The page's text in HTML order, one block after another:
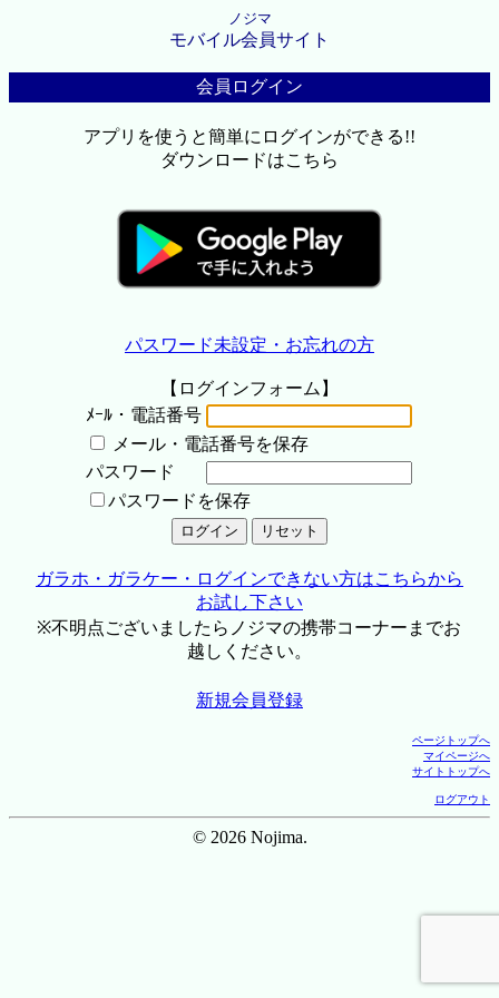
ノジマ
モバイル会員サイト
会員ログイン
アプリを使うと簡単にログインができる!!
ダウンロードはこちら
パスワード未設定・お忘れの方
【ログインフォーム】
ﾒｰﾙ・電話番号
メール・電話番号を保存
パスワード
パスワードを保存
ガラホ・ガラケー・ログインできない方はこちらから
お試し下さい
※不明点ございましたらノジマの携帯コーナーまでお
越しください。
新規会員登録
ページトップへ
マイページへ
サイトトップへ
ログアウト
© 2026 Nojima.